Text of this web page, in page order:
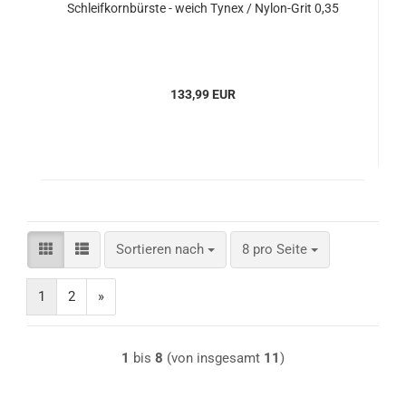
Schleifkornbürste - weich Tynex / Nylon-Grit 0,35
133,99 EUR
Sortieren nach
Sortieren nach 8 pro Seite
pro Seite
1 2 »
1 bis 8 (von insgesamt 11)